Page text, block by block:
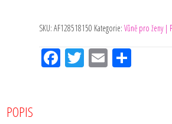
SKU: AF128518150 Kategorie: Vůně pro ženy |
FacTw EmSh
POPIS